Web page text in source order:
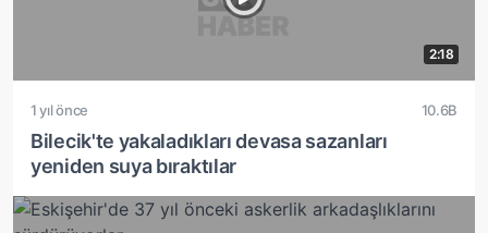
2:18
1 yıl önce 10.6B
Bilecik'te yakaladıkları devasa sazanları
yeniden suya bıraktılar